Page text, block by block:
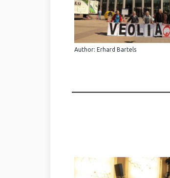
Author: Erhard Bartels